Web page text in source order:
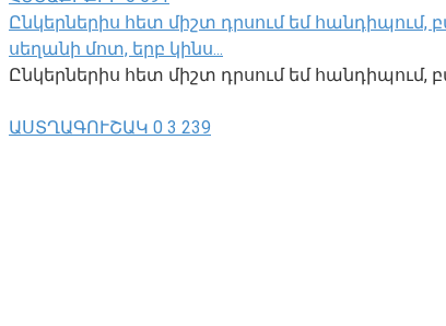
Ընկերներիս հետ միշտ դրսում եմ հանդիպում,
սեղանի մոտ, երբ կինս․․․
Ընկերներիս հետ միշտ դրսում եմ
ԱՍՏՂԱԳՈՒՇԱԿ 0 3 239